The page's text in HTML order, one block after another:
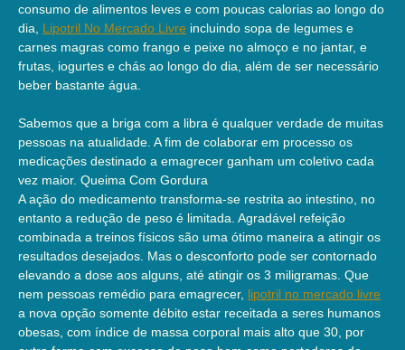
consumo de alimentos leves e com poucas calorias ao longo do
dia, Lipotril No Mercado Livre incluindo sopa de legumes e
carnes magras como frango e peixe no almoço e no jantar, e
frutas, iogurtes e chás ao longo do dia, além de ser necessário
beber bastante água.
Sabemos que a briga com a libra é qualquer verdade de muitas
pessoas na atualidade. A fim de colaborar em processo os
medicações destinado a emagrecer ganham um coletivo cada
vez maior. Queima Com Gordura
A ação do medicamento transforma-se restrita ao intestino, no
entanto a redução de peso é limitada. Agradável refeição
combinada a treinos físicos são uma ótimo maneira a atingir os
resultados desejados. Mas o desconforto pode ser contornado
elevando a dose aos alguns, até atingir os 3 miligramas. Que
nem pessoas remédio para emagrecer, lipotril no mercado livre
a nova opção somente débito estar receitada a seres humanos
obesas, com índice de massa corporal mais alto que 30, por